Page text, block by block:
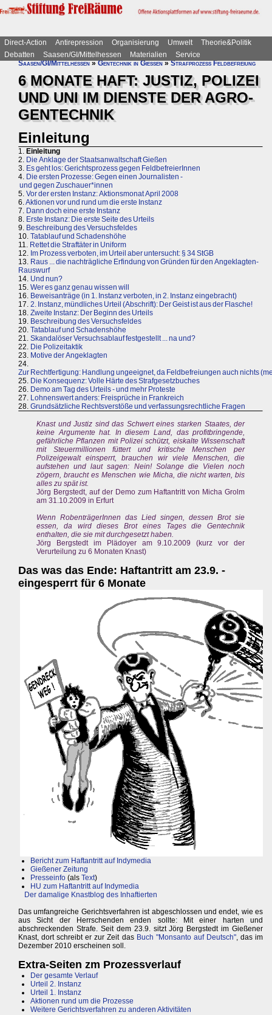
Direct-Action Antirepression Organisierung Umwelt
Theorie&Politik
Debatten
Saasen/GI/Mittelhessen Materialien
Service
Saasen/GI/Mittelhessen»Gentechnik in Gießen»Strafprozess Feldbefreiung
6 MONATE HAFT: JUSTIZ, POLIZEI
UND UNI IM DIENSTE DER AGRO-
GENTECHNIK
Einleitung
1. Einleitung
2. Die Anklage der Staatsanwaltschaft Gießen
3. Es geht los: Gerichtsprozess gegen FeldbefreierInnen
4. Die ersten Prozesse: Gegen einen Journalisten -
und gegen Zuschauer*innen
5. Vor der ersten Instanz: Aktionsmonat April 2008
6.Aktionen vor und rund um die erste Instanz
7. Dann doch eine erste Instanz
8. Erste Instanz: Die erste Seite des Urteils
9. Beschreibung des Versuchsfeldes
10. Tatablauf und Schadenshöhe
11. Rettet die Straftäter in Uniform
12. Im Prozess verboten, im Urteil aber untersucht: § 34 StGB
13. Raus ... die nachträgliche Erfindung von Gründen für den Angeklagten-
Rauswurf
14. Und nun?
15. Wer es ganz genau wissen will
16. Beweisanträge (in 1. Instanz verboten, in 2. Instanz eingebracht)
17. 2. Instanz, mündliches Urteil (Abschrift): Der Geist ist aus der Flasche!
18. Zweite Instanz: Der Beginn des Urteils
19. Beschreibung des Versuchsfeldes
20. Tatablauf und Schadenshöhe
21. Skandalöser Versuchsablauf festgestellt ... na und?
22. Die Polizeitaktik
23. Motive der Angeklagten
24.
Zur Rechtfertigung: Handlung ungeeignet, da Feldbefreiungen auch nichts
25. Die Konsequenz: Volle Härte des Strafgesetzbuches
26. Demo am Tag des Urteils - und mehr Proteste
27. Lohnenswert anders: Freisprüche in Frankreich
28. Grundsätzliche Rechtsverstöße und verfassungsrechtliche Fragen
Knast und Justiz sind das Schwert eines starken Staates, der
keine Argumente hat. In diesem Land, das profitbringende,
gefährliche Pflanzen mit Polizei schützt, eiskalte Wissenschaft
mit Steuermillionen füttert und kritische Menschen per
Polizeigewalt einsperrt, brauchen wir viele Menschen, die
aufstehen und laut sagen: Nein! Solange die Vielen noch
zögern, braucht es Menschen wie Micha, die nicht warten, bis
alles zu spät ist.
Jörg Bergstedt, auf der Demo zum Haftantritt von Micha Grolm
am 31.10.2009 in Erfurt
Wenn RobenträgerInnen das Lied singen, dessen Brot sie
essen, da wird dieses Brot eines Tages die Gentechnik
enthalten, die sie mit durchgesetzt haben.
Jörg Bergstedt im Plädoyer am 9.10.2009 (kurz vor der
Verurteilung zu 6 Monaten Knast)
Das was das Ende: Haftantritt am 23.9. -
eingesperrt für 6 Monate
Bericht zum Haftantritt auf Indymedia
Gießener Zeitung
Presseinfo (als Text)
HU zum Haftantritt auf Indymedia
Der damalige Knastblog des Inhaftierten
Das umfangreiche Gerichtsverfahren ist abgeschlossen und endet, wie es
aus Sicht der Herrschenden enden sollte: Mit einer harten und
abschreckenden Strafe. Seit dem 23.9. sitzt Jörg Bergstedt im Gießener
Knast, dort schreibt er zur Zeit das Buch "Monsanto auf Deutsch", das im
Dezember 2010 erscheinen soll.
Extra-Seiten zm Prozessverlauf
Der gesamte Verlauf
Urteil 2. Instanz
Urteil 1. Instanz
Aktionen rund um die Prozesse
Weitere Gerichtsverfahren zu anderen Aktivitäten